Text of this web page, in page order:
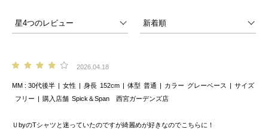
2026.04.18
MM 30代後半 女性 身長 152cm 体型 普通 カラー グレーベース
サイズ
フリー
購入店舗 Spick＆Span 西宮ガーデンズ店
ＵbyのTシャツと迷っていたのですが綺麗めが好きなのでこちらに！